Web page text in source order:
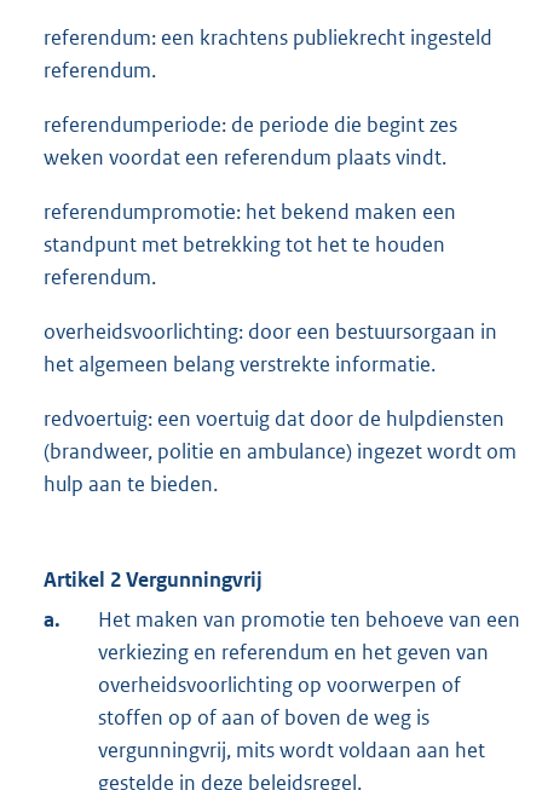
referendum: een krachtens publiekrecht ingesteld
referendum.
referendumperiode: de periode die begint zes
weken voordat een referendum plaats vindt.
referendumpromotie: het bekend maken een
standpunt met betrekking tot het te houden
referendum.
overheidsvoorlichting: door een bestuursorgaan in
het algemeen belang verstrekte informatie.
redvoertuig: een voertuig dat door de hulpdiensten
(brandweer, politie en ambulance) ingezet wordt om
hulp aan te bieden.
Artikel 2 Vergunningvrij
a.
Het maken van promotie ten behoeve van een
verkiezing en referendum en het geven van
overheidsvoorlichting op voorwerpen of
stoffen op of aan of boven de weg is
vergunningvrij, mits wordt voldaan aan het
gestelde in deze beleidsregel.